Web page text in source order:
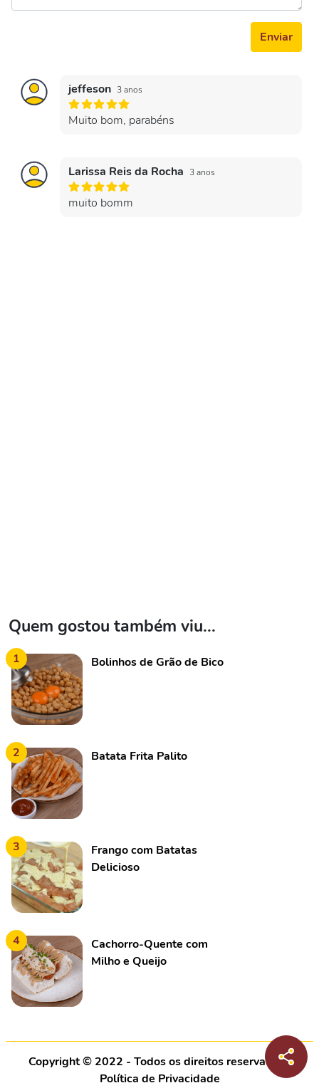
Enviar
jeffeson 3 anos
Muito bom, parabéns
Larissa Reis da Rocha 3 anos
muito bomm
Quem gostou também viu...
1 Bolinhos de Grão de Bico
2 Batata Frita Palito
3
Frango com Batatas
Delicioso
4
Cachorro-Quente com
Milho e Queijo
Copyright © 2022 - Todos os direitos reservados |
Política de Privacidade